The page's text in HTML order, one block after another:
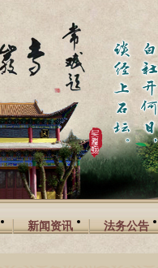
新闻资讯 法务公告